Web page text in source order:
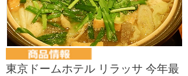
東京ドームホテル リラッサ 今年最